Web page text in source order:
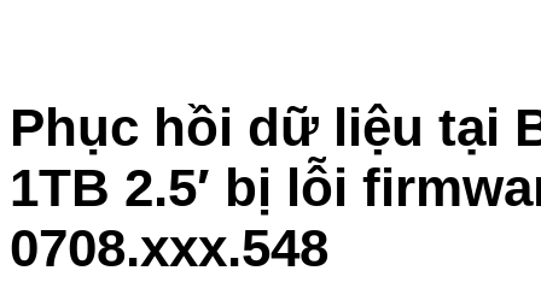
Phục hồi dữ liệu tại
1TB 2.5′ bị lỗi
0708.xxx.548